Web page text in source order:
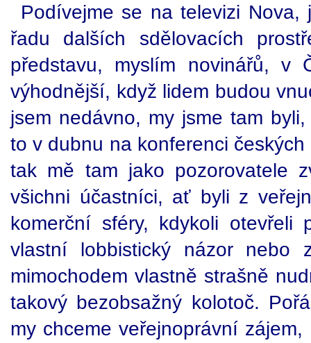
Podívejme se na televizi
řadu dalších sdělovacích
představu, myslím novinářů, v
výhodnější, když lidem budou
jsem nedávno, my jsme tam
to v dubnu na konferenci
tak mě tam jako pozorovatele
všichni účastníci, ať byli z
komerční sféry, kdykoli otevřeli
vlastní lobbistický názor nebo
mimochodem vlastně strašně
takový bezobsažný kolotoč.
my chceme veřejnoprávní